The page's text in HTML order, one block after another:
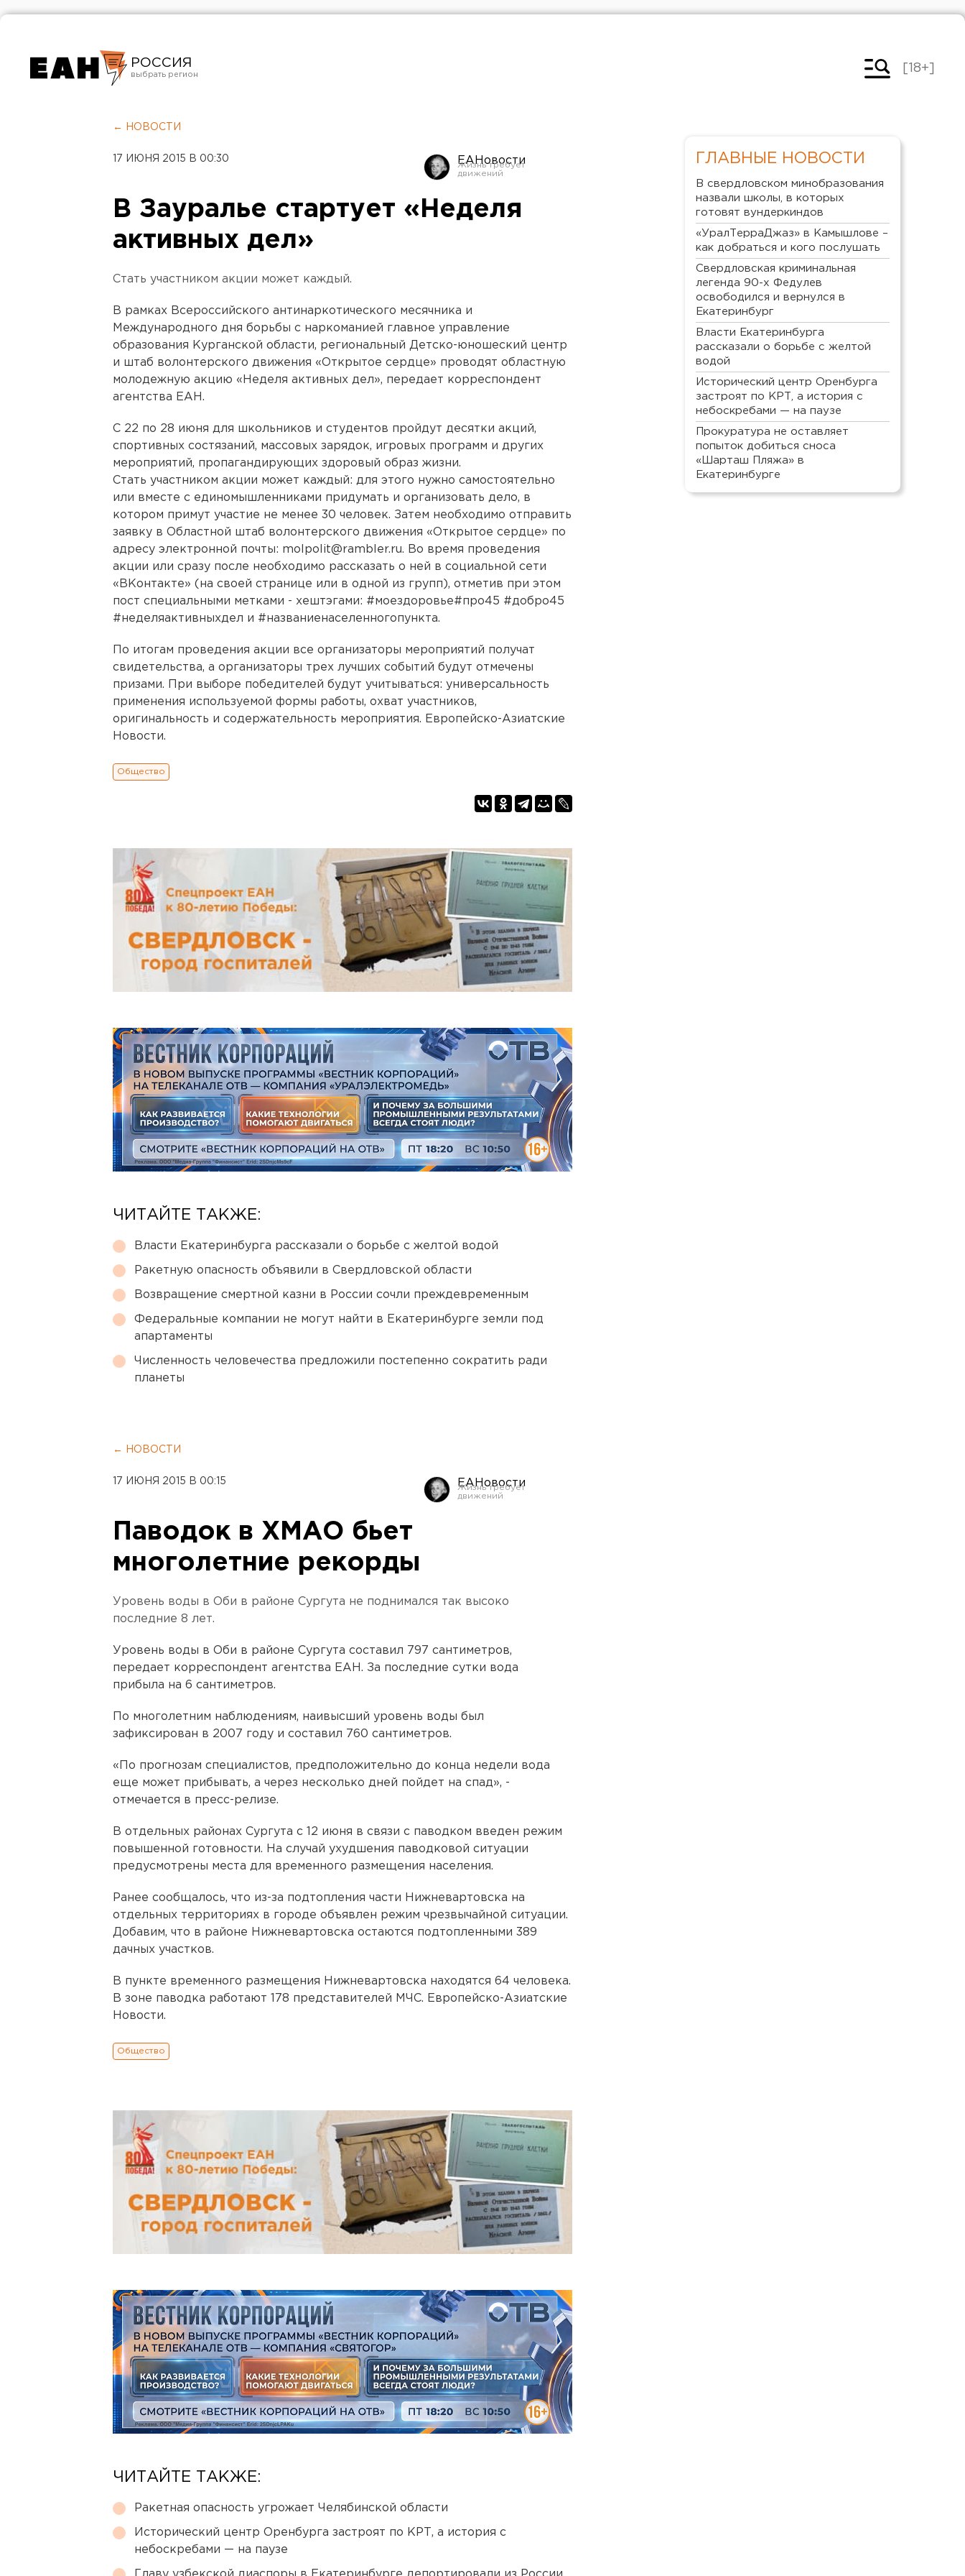
РОССИЯ
Челябинск
[18+]
← НОВОСТИ
17 ИЮНЯ 2015 В 00:30 ЕАНовости
В Зауралье стартует «Неделя
активных дел»
Стать участником акции может каждый.
В рамках Всероссийского антинаркотического месячника и
Международного дня борьбы с наркоманией главное управление
образования Курганской области, региональный Детско-юношеский центр
и штаб волонтерского движения «Открытое сердце» проводят областную
молодежную акцию «Неделя активных дел», передает корреспондент
агентства ЕАН.
С 22 по 28 июня для школьников и студентов пройдут десятки акций,
спортивных состязаний, массовых зарядок, игровых программ и других
мероприятий, пропагандирующих здоровый образ жизни.
Стать участником акции может каждый: для этого нужно самостоятельно
или вместе с единомышленниками придумать и организовать дело, в
котором примут участие не менее 30 человек. Затем необходимо отправить
заявку в Областной штаб волонтерского движения «Открытое сердце» по
адресу электронной почты: molpolit@rambler.ru. Во время проведения
акции или сразу после необходимо рассказать о ней в социальной сети
«ВКонтакте» (на своей странице или в одной из групп), отметив при этом
пост специальными метками - хештэгами: #моездоровье#про45 #добро45
#неделяактивныхдел и #названиенаселенногопункта.
По итогам проведения акции все организаторы мероприятий получат
свидетельства, а организаторы трех лучших событий будут отмечены
призами. При выборе победителей будут учитываться: универсальность
применения используемой формы работы, охват участников,
оригинальность и содержательность мероприятия. Европейско-Азиатские
Новости.
Общество
ЧИТАЙТЕ ТАКЖЕ:
Власти Екатеринбурга рассказали о борьбе с желтой водой
Ракетную опасность объявили в Свердловской области
Возвращение смертной казни в России сочли преждевременным
Федеральные компании не могут найти в Екатеринбурге земли под
апартаменты
Численность человечества предложили постепенно сократить ради
планеты
← НОВОСТИ
17 ИЮНЯ 2015 В 00:15 ЕАНовости
Паводок в ХМАО бьет
многолетние рекорды
Уровень воды в Оби в районе Сургута не поднимался так высоко
последние 8 лет.
Уровень воды в Оби в районе Сургута составил 797 сантиметров,
передает корреспондент агентства ЕАН. За последние сутки вода
прибыла на 6 сантиметров.
По многолетним наблюдениям, наивысший уровень воды был
зафиксирован в 2007 году и составил 760 сантиметров.
«По прогнозам специалистов, предположительно до конца недели вода
еще может прибывать, а через несколько дней пойдет на спад», -
отмечается в пресс-релизе.
В отдельных районах Сургута с 12 июня в связи с паводком введен режим
повышенной готовности. На случай ухудшения паводковой ситуации
предусмотрены места для временного размещения населения.
Ранее сообщалось, что из-за подтопления части Нижневартовска на
отдельных территориях в городе объявлен режим чрезвычайной ситуации.
Добавим, что в районе Нижневартовска остаются подтопленными 389
дачных участков.
В пункте временного размещения Нижневартовска находятся 64 человека.
В зоне паводка работают 178 представителей МЧС. Европейско-Азиатские
Новости.
Общество
ЧИТАЙТЕ ТАКЖЕ:
Ракетная опасность угрожает Челябинской области
Исторический центр Оренбурга застроят по КРТ, а история с
небоскребами — на паузе
ГЛАВНЫЕ НОВОСТИ
В свердловском минобразования
назвали школы, в которых
готовят вундеркиндов
«УралТерраДжаз» в Камышлове –
как добраться и кого послушать
Свердловская криминальная
легенда 90-х Федулев
освободился и вернулся в
Екатеринбург
Власти Екатеринбурга
рассказали о борьбе с желтой
водой
Исторический центр Оренбурга
застроят по КРТ, а история с
небоскребами — на паузе
Прокуратура не оставляет
попыток добиться сноса
«Шарташ Пляжа» в
Екатеринбурге